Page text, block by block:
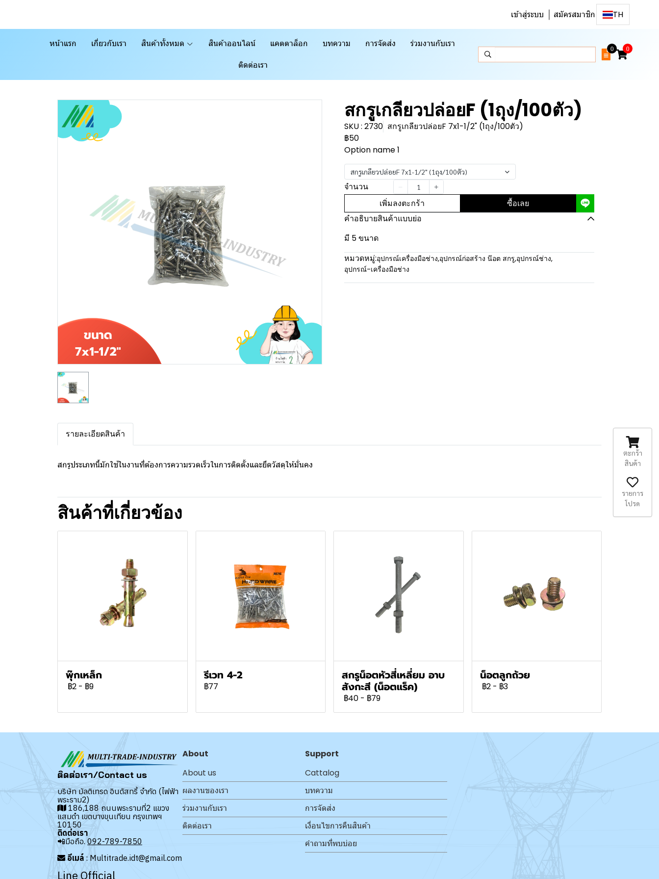
เข้าสู่ระบบ สมัครสมาชิก TH
หน้าแรก เกี่ยวกับเรา สินค้าทั้งหมด สินค้าออนไลน์ แคตตาล็อก บทความ การจัดส่ง ร่วมงานกับเรา
ติดต่อเรา
0 0
สกรูเกลียวปล่อยF (1ถุง/100ตัว)
SKU : 2730 สกรูเกลียวปล่อยF 7x1-1/2" (1ถุง/100ตัว)
฿50
Option name 1
สกรูเกลียวปล่อยF 7x1-1/2" (1ถุง/100ตัว)
จำนวน
เพิ่มลงตะกร้า ซื้อเลย
คำอธิบายสินค้าแบบย่อ
มี 5 ขนาด
หมวดหมู่:อุปกรณ์เครื่องมือช่าง,อุปกรณ์ก่อสร้าง น๊อต สกรู,อุปกรณ์ช่าง,
อุปกรณ์-เครื่องมือช่าง
รายละเอียดสินค้า
สกรูประเภทนี้มักใช้ในงานที่ต้องการความรวดเร็วในการติดตั้งและยึดวัสดุให้มั่นคง
สินค้าที่เกี่ยวข้อง
พุ๊กเหล็ก
฿2 - ฿9
รีเวท 4-2
฿77
สกรูน็อตหัวสี่เหลี่ยม อาบ
สังกะสี (น็อตแร็ค)
฿40 - ฿79
น็อตลูกถ้วย
฿2 - ฿3
ติดต่อเรา/Contact us
บริษัท มัลติเทรด อินดัสทรี้ จำกัด (ไฟฟ้า
พระราม2)
186,188 ถนนพระรามที่2 แขวง
แสมดำ เขตบางขุนเทียน กรุงเทพฯ
10150
ติดต่อเรา
📲มือถือ. 092-789-7850
อีเมล์ : Multitrade.idt@gmail.com
Line Official
About
About us
ผลงานของเรา
ร่วมงานกับเรา
ติดต่อเรา
Support
Cattalog
บทความ
การจัดส่ง
เงื่อนไขการคืนสินค้า
คำถามที่พบบ่อย
ตะกร้า
สินค้า
รายการ
โปรด